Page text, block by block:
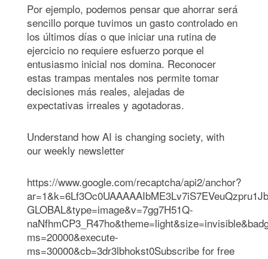
Por ejemplo, podemos pensar que ahorrar será
sencillo porque tuvimos un gasto controlado en
los últimos días o que iniciar una rutina de
ejercicio no requiere esfuerzo porque el
entusiasmo inicial nos domina. Reconocer
estas trampas mentales nos permite tomar
decisiones más reales, alejadas de
expectativas irreales y agotadoras.
Understand how AI is changing society, with
our weekly newsletter
https://www.google.com/recaptcha/api2/anchor?
GLOBAL&type=image&v=7gg7H51Q-
ms=20000&execute-
ms=30000&cb=3dr3lbhokst0Subscribe for free